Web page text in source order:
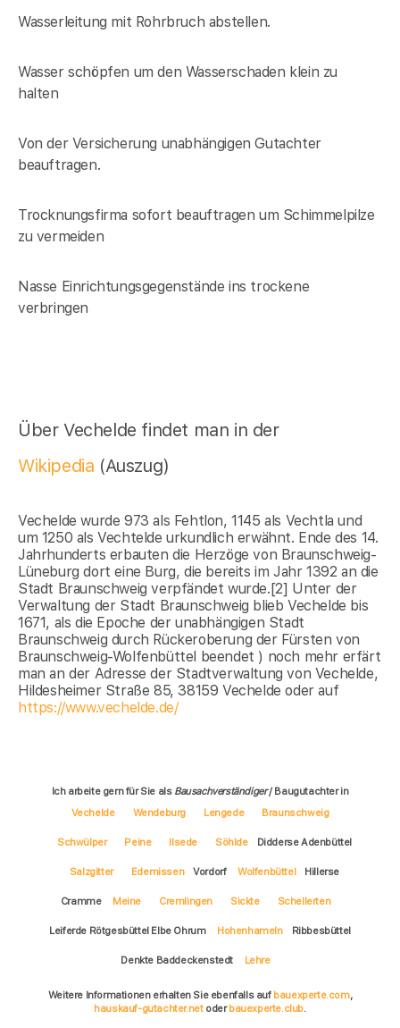
Wasserleitung mit Rohrbruch abstellen.
Wasser schöpfen um den Wasserschaden klein zu
halten
Von der Versicherung unabhängigen Gutachter
beauftragen.
Trocknungsfirma sofort beauftragen um Schimmelpilze
zu vermeiden
Nasse Einrichtungsgegenstände ins trockene
verbringen
Über Vechelde findet man in der
Wikipedia (Auszug)
Vechelde wurde 973 als Fehtlon, 1145 als Vechtla und
um 1250 als Vechtelde urkundlich erwähnt. Ende des 14.
Jahrhunderts erbauten die Herzöge von Braunschweig-
Lüneburg dort eine Burg, die bereits im Jahr 1392 an die
Stadt Braunschweig verpfändet wurde.[2] Unter der
Verwaltung der Stadt Braunschweig blieb Vechelde bis
1671, als die Epoche der unabhängigen Stadt
Braunschweig durch Rückeroberung der Fürsten von
Braunschweig-Wolfenbüttel beendet ) noch mehr erfärt
man an der Adresse der Stadtverwaltung von Vechelde,
Hildesheimer Straße 85, 38159 Vechelde oder auf
https://www.vechelde.de/
Ich arbeite gern für Sie als Bausachverständiger/ Baugutachter in
Vechelde
Wendeburg Lengede Braunschweig
Schwülper Peine Ilsede Söhlde Didderse Adenbüttel
Salzgitter Edemissen Vordorf Wolfenbüttel Hillerse
Cramme Meine Cremlingen Sickte Schellerten
Leiferde Rötgesbüttel Elbe Ohrum Hohenhameln Ribbesbüttel
Denkte Baddeckenstedt Lehre
Weitere Informationen erhalten Sie ebenfalls auf bauexperte.com,
hauskauf-gutachter.netoderbauexperte.club.